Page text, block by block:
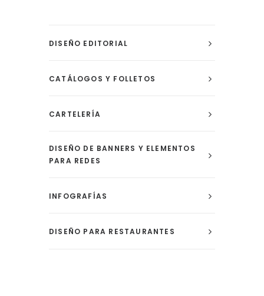
DISEÑO EDITORIAL
CATÁLOGOS Y FOLLETOS
CARTELERÍA
DISEÑO DE BANNERS Y ELEMENTOS
PARA REDES
INFOGRAFÍAS
DISEÑO PARA RESTAURANTES